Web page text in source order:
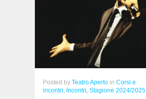
Posted by Teatro Aperto in Corsi e
incontri, Incontri, Stagione 2024/2025